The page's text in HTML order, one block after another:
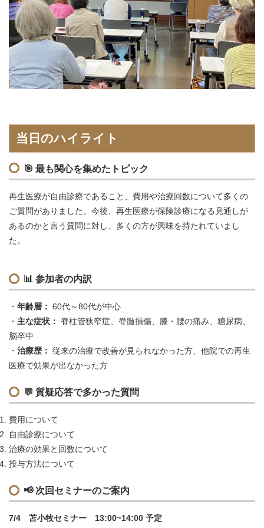
当日のハイライト
🎯 最も関心を集めたトピック
再生医療が自由診療であること、費用や治療回数について多くの
ご質問がありました。今後、再生医療が保険診療になる見通しが
あるのかと言う質問に対し、多くの方が興味を持たれていまし
た。
📊 参加者の内訳
年齢層： 60代～80代が中心
主な症状：
脊柱管狭窄症、脊髄損傷、膝・腰の痛み、糖尿病、
脳卒中
治療歴： 従来の治療で改善が見られなかった方、他院での再生
医療で効果が出なかった方
💬 質疑応答で多かった質問
費用について
自由診療について
治療の効果と回数について
投与方法について
📢 次回セミナーのご案内
7/4 苫小牧セミナー 13:00~14:00 予定